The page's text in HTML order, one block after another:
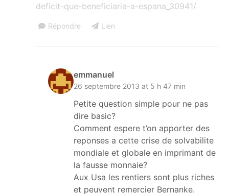
deficit-que-beneficiaria-a-espana_30941/
Répondre Lien
emmanuel
26 septembre 2013 at 5 h 47 min
Petite question simple pour ne pas
dire basic?
Comment espere t’on apporter des
reponses a cette crise de solvabilite
mondiale et globale en imprimant de
la fausse monnaie?
Aux Usa les rentiers sont plus riches
et peuvent remercier Bernanke.